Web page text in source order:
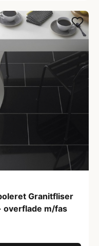
Granitfliser
overflade m/fas